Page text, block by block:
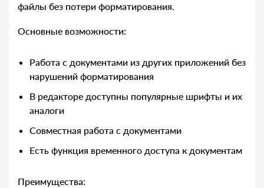
файлы без потери форматирования.
Основные возможности:
Работа с документами из других приложений без
нарушений форматирования
В редакторе доступны популярные шрифты и их
аналоги
Совместная работа с документами
Есть функция временного доступа к документам
Преимущества: